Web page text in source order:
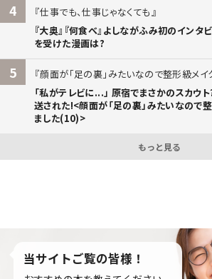
4
仕事でも、仕事じゃなくても
『大奥』『何食べ』よしながふみ初のインタ
を受けた漫画は?
5
顔面が「足の裏」みたいなので整形級メイ
「私がテレビに...」 原宿でまさかのスカウ
送された!<顔面が「足の裏」みたいなので
ました(10)>
もっと見る
当サイトご覧の皆様！